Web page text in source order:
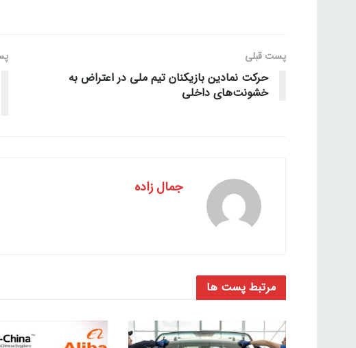
پست قبلی
حرکت نمادین بازیکنان تیم ملی در اعتراض به
خشونت‌های داخلی
جمال زاده
مرتبط پست ها